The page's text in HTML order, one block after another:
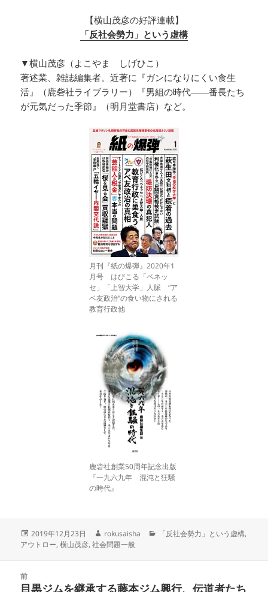
【横山茂彦の好評連載】
「反社会勢力」という虚構
▼横山茂彦（よこやま しげひこ）
著述業、雑誌編集者。近著に『ガンになりにくい食生
活』（鹿砦社ライブラリー）『男組の時代――番長たち
が元気だった季節』（明月堂書店）など。
月刊『紙の爆弾』2020年1
月号 はびこる「ベネッ
セ」「上智大学」人脈 “ア
ベ友政治”の食い物にされる
教育行政他
鹿砦社創業50周年記念出版
『一九六九年 混沌と狂騒
の時代』
投
稿
2019年12月23日
作
成
rokusaisha
カ「反社会勢力」という虚構,
アウトロー,横山茂彦,社会問題一般
前
前
目黒ジムを継承する藤本ジム興行、伝道者たち